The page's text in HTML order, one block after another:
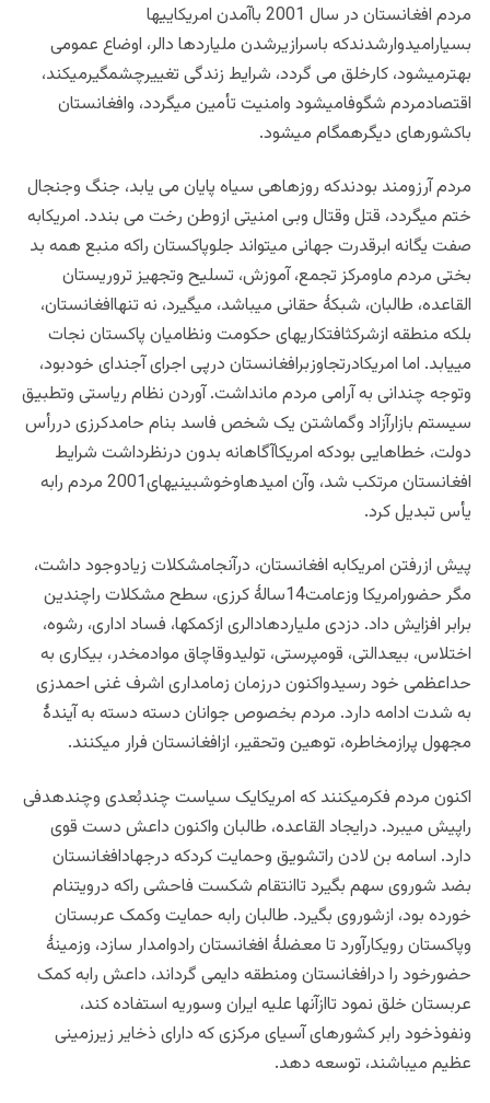
مردم افغانستان در سال 2001 باآمدن امریکاییها
بسیارامیدوارشدندکه باسرازیرشدن ملیاردها دالر، اوضاع عمومی
بهترمیشود، کارخلق می گردد، شرایط زندگی تغییرچشمگیرمیکند،
اقتصادمردم شگوفامیشود وامنیت تأمین میگردد، وافغانستان
باکشورهای دیگرهمگام میشود.
مردم آرزومند بودندکه روزهاهی سیاه پایان می یابد، جنگ وجنجال
ختم میگردد، قتل وقتال وبی امنیتی ازوطن رخت می بندد. امریکابه
صفت یگانه ابرقدرت جهانی میتواند جلوپاکستان راکه منبع همه بد
بختی مردم ماومرکز تجمع، آموزش، تسلیح وتجهیز تروریستان
القاعده، طالبان، شبکۀ حقانی میباشد، میگیرد، نه تنهاافغانستان،
بلکه منطقه ازشرکثافتکاریهای حکومت ونظامیان پاکستان نجات
مییابد. اما امریکادرتجاوزبرافغانستان درپی اجرای آجندای خودبود،
وتوجه چندانی به آرامی مردم مانداشت. آوردن نظام ریاستی وتطبیق
سیستم بازارآزاد وگماشتن یک شخص فاسد بنام حامدکرزی دررأس
دولت، خطاهایی بودکه امریکاآگاهانه بدون درنظرداشت شرایط
افغانستان مرتکب شد، وآن امیدهاوخوشبینیهای2001 مردم رابه
یأس تبدیل کرد.
پیش ازرفتن امریکابه افغانستان، درآنجامشکلات زیادوجود داشت،
مگر حضورامریکا وزعامت14سالۀ کرزی، سطح مشکلات راچندین
برابر افزایش داد. دزدی ملیاردهادالری ازکمکها، فساد اداری، رشوه،
اختلاس، بیعدالتی، قومپرستی، تولیدوقاچاق موادمخدر، بیکاری به
حداعظمی خود رسیدواکنون درزمان زمامداری اشرف غنی احمدزی
به شدت ادامه دارد. مردم بخصوص جوانان دسته دسته به آیندۀ
مجهول پرازمخاطره، توهین وتحقیر، ازافغانستان فرار میکنند.
اکنون مردم فکرمیکنند که امریکایک سیاست چندبُعدی وچندهدفی
راپیش میبرد. درایجاد القاعده، طالبان واکنون داعش دست قوی
دارد. اسامه بن لادن راتشویق وحمایت کردکه درجهادافغانستان
بضد شوروی سهم بگیرد تاانتقام شکست فاحشی راکه درویتنام
خورده بود، ازشوروی بگیرد. طالبان رابه حمایت وکمک عربستان
وپاکستان رویکارآورد تا معضلۀ افغانستان رادوامدار سازد، وزمینۀ
حضورخود را درافغانستان ومنطقه دایمی گرداند، داعش رابه کمک
عربستان خلق نمود تاازآنها علیه ایران وسوریه استفاده کند،
ونفوذخود رابر کشورهای آسیای مرکزی که دارای ذخایر زیرزمینی
عظیم میباشند، توسعه دهد.